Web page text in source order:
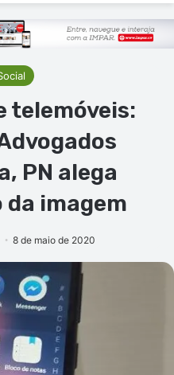
telemóveis:
PN alega
imagem
8 de maio de 2020